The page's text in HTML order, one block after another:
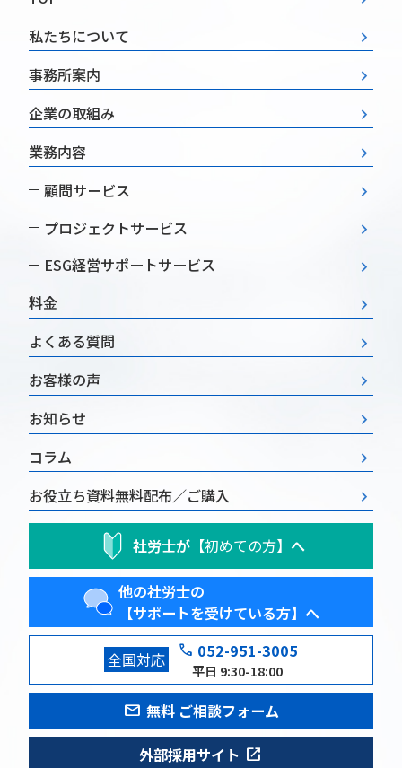
私たちについて
事務所案内
企業の取組み
業務内容
顧問サービス
プロジェクトサービス
ESG経営サポートサービス
料金
よくある質問
お客様の声
お知らせ
コラム
お役立ち資料無料配布／ご購入
社労士が【初めての方】 へ
他の社労士の
【サポートを受けている方】へ
全国対応 phone 052-951-3005
平日 9:30-18:00
mail 無料 ご相談フォーム
外部採用サイト open_in_new